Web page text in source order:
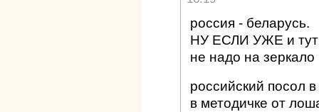
россия - беларусь.
НУ ЕСЛИ УЖЕ и тут
не надо на
российский посол
в методичке от